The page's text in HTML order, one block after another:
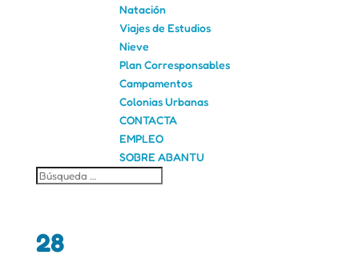
Natación
Viajes de Estudios
Nieve
Plan Corresponsables
Campamentos
Colonias Urbanas
CONTACTA
EMPLEO
SOBRE ABANTU
28